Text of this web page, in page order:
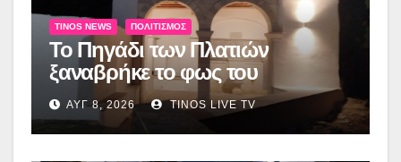
TINOS NEWS ΠΟΛΙΤΙΣΜΌΣ
Το Πηγάδι των Πλατιών
ξαναβρήκε το φως του
ΑΥΓ 8, 2026 TINOS LIVE TV